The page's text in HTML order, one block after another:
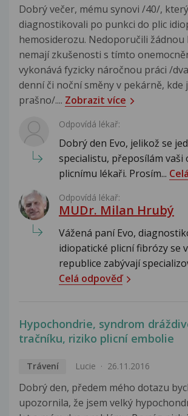
Dobrý večer, mému synovi /40/,
diagnostikovali po punkci do plic
hemosiderozu. Nedoporučili
nemají zkušenosti s tímto
vykonává fyzicky náročnou práci /
denní či noční směny v pekárně, kde
prašno/.... Zobrazit více
Odpovídá lékař:
Dobrý den Evo, jelikož se
specialistu, přeposílám vaši
plicnímu lékaři. Prosím...
Odpovídá lékař:
MUDr. Milan Hrubý
Vážená paní Evo,
idiopatické plicní fibrózy se
republice zabývají
Celá odpověď
Hypochondrie, syndrom
tračníku, riziko plicní embolie
Trávení Lucie 26.11.2016
Dobrý den, předem mého dotazu
upozornila, že jsem velký